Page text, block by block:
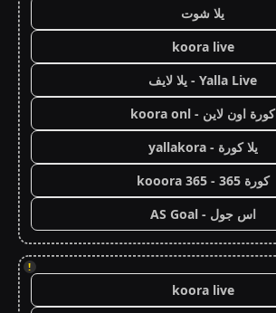
يلا شوت
koora live
Yalla Live - يلا لايف
كورة اون لاين - koora onl
يلا كورة - yallakora
كورة 365 - kooora 365
اس جول - AS Goal
!
koora live